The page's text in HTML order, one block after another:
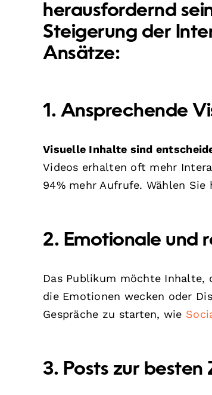
herausfordernd
Steigerung der
Ansätze:
1. Ansprechende
Visuelle Inhalte sind
Videos erhalten oft mehr
94% mehr Aufrufe. Wählen
2. Emotionale und
Das Publikum möchte Inhalte,
die Emotionen wecken oder
Gespräche zu starten, wie
3. Posts zur besten